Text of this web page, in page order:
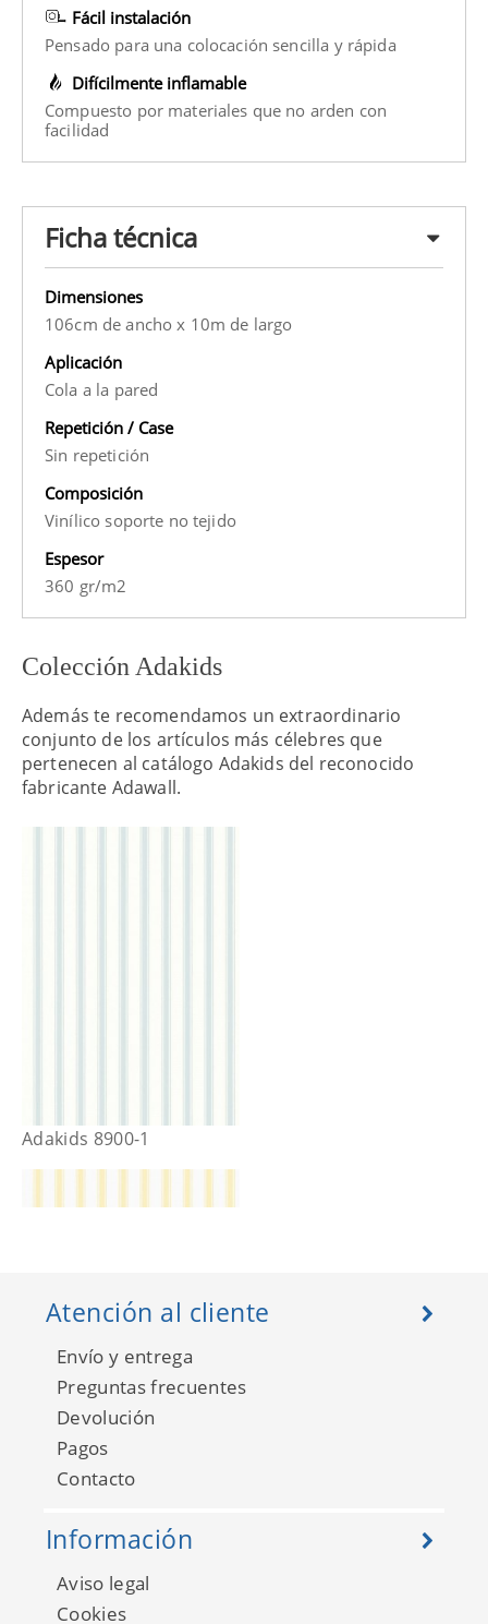
Fácil instalación
Pensado para una colocación sencilla y rápida
Difícilmente inflamable
Compuesto por materiales que no arden con
facilidad
Ficha técnica
Dimensiones
106cm de ancho x 10m de largo
Aplicación
Cola a la pared
Repetición / Case
Sin repetición
Composición
Vinílico soporte no tejido
Espesor
360 gr/m2
Colección Adakids
Además te recomendamos un extraordinario
conjunto de los artículos más célebres que
pertenecen al catálogo Adakids del reconocido
fabricante Adawall.
Adakids 8900-1
Adakids 8900-2
Atención al cliente
Envío y entrega
Preguntas frecuentes
Devolución
Pagos
Contacto
Información
Aviso legal
Cookies